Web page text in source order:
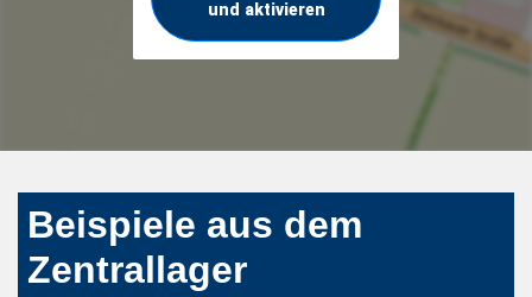
und aktivieren
Beispiele aus dem
Zentrallager